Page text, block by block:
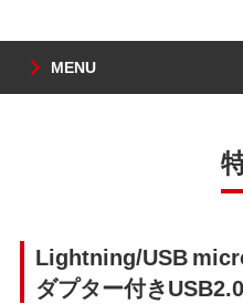
MENU
Lightning/USB
ダプター付き